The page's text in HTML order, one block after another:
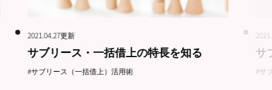
2021.04.27更新
サブリース・一括借上の特長を知る
#サブリース（一括借上）活用術
サ
#サ